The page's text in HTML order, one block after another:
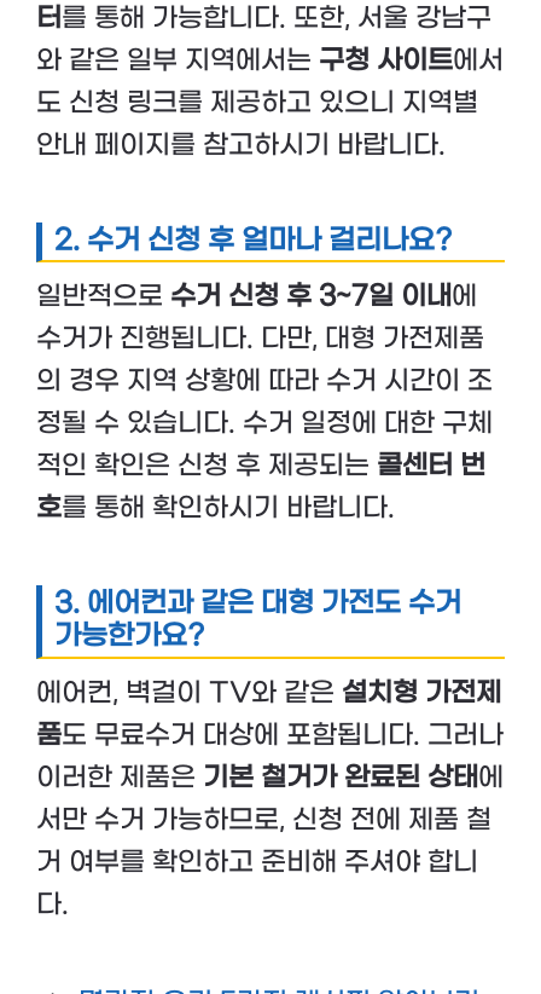
터를 통해 가능합니다. 또한, 서울 강남구
와 같은 일부 지역에서는 구청 사이트에서
도 신청 링크를 제공하고 있으니 지역별
안내 페이지를 참고하시기 바랍니다.
2. 수거 신청 후 얼마나 걸리나요?
일반적으로 수거 신청 후 3~7일 이내에
수거가 진행됩니다. 다만, 대형 가전제품
의 경우 지역 상황에 따라 수거 시간이 조
정될 수 있습니다. 수거 일정에 대한 구체
적인 확인은 신청 후 제공되는 콜센터 번
호를 통해 확인하시기 바랍니다.
3. 에어컨과 같은 대형 가전도 수거
가능한가요?
에어컨, 벽걸이 TV와 같은 설치형 가전제
품도 무료수거 대상에 포함됩니다. 그러나
이러한 제품은 기본 철거가 완료된 상태에
서만 수거 가능하므로, 신청 전에 제품 철
거 여부를 확인하고 준비해 주셔야 합니
다.